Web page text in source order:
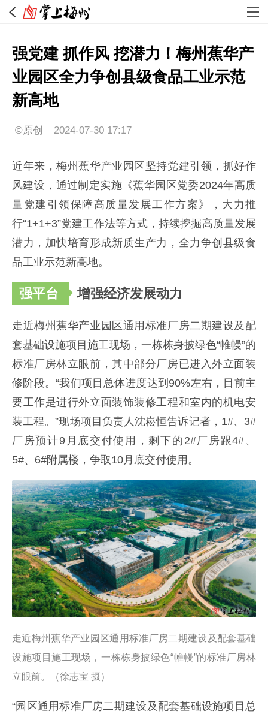
强党建 抓作风 挖潜力！梅州蕉华产
业园区全力争创县级食品工业示范
新高地
©原创 2024-07-30 17:17
近年来，梅州蕉华产业园区坚持党建引领，抓好作
风建设，通过制定实施《蕉华园区党委2024年高质
量党建引领保障高质量发展工作方案》，大力推
行“1+1+3”党建工作法等方式，持续挖掘高质量发展
潜力，加快培育形成新质生产力，全力争创县级食
品工业示范新高地。
强平台 增强经济发展动力
走近梅州蕉华产业园区通用标准厂房二期建设及配
套基础设施项目施工现场，一栋栋身披绿色“帷幔”的
标准厂房林立眼前，其中部分厂房已进入外立面装
修阶段。“我们项目总体进度达到90%左右，目前主
要工作是进行外立面装饰装修工程和室内的机电安
装工程。”现场项目负责人沈崧恒告诉记者，1#、3#
厂房预计9月底交付使用，剩下的2#厂房跟4#、
5#、6#附属楼，争取10月底交付使用。
走近梅州蕉华产业园区通用标准厂房二期建设及配套基础
设施项目施工现场，一栋栋身披绿色“帷幔”的标准厂房林
立眼前。（徐志宝 摄）
“园区通用标准厂房二期建设及配套基础设施项目总